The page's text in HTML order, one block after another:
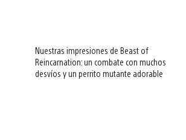
Nuestras impresiones de Beast of
Reincarnation: un combate con muchos
desvíos y un perrito mutante adorable